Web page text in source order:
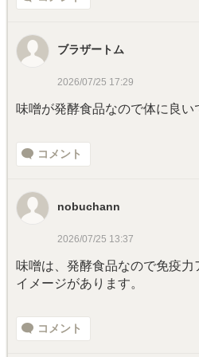
ブラザートム
2026/07/25 17:29
味噌が発酵食品なので体に良い
コメント
nobuchann
2026/07/25 13:37
味噌は、発酵食品なので免疫
イメージがあります。
コメント